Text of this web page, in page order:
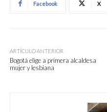
Facebook X
ARTÍCULO ANTERIOR
Bogotá elige a primera alcaldesa
mujer y lesbiana